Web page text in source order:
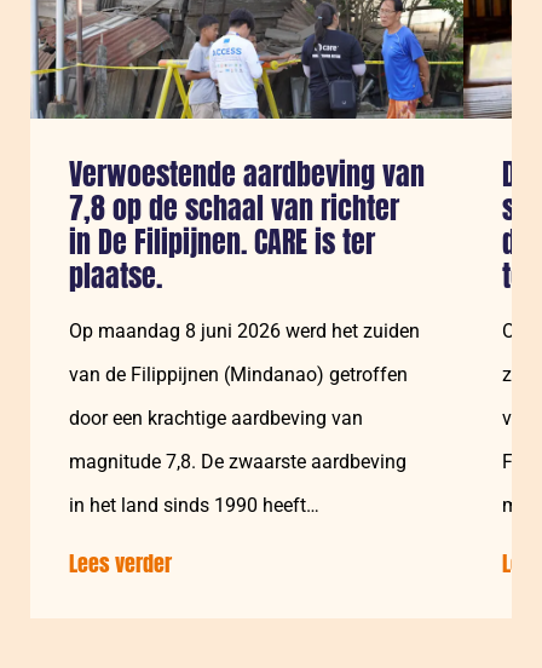
Verwoestende aardbeving van
7,8 op de schaal van richter
in De Filipijnen. CARE is ter
plaatse.
Op maandag 8 juni 2026 werd het zuiden
van de Filippijnen (Mindanao) getroffen
door een krachtige aardbeving van
magnitude 7,8. De zwaarste aardbeving
in het land sinds 1990 heeft
tienduizenden…
Lees verder
aardbeving
van